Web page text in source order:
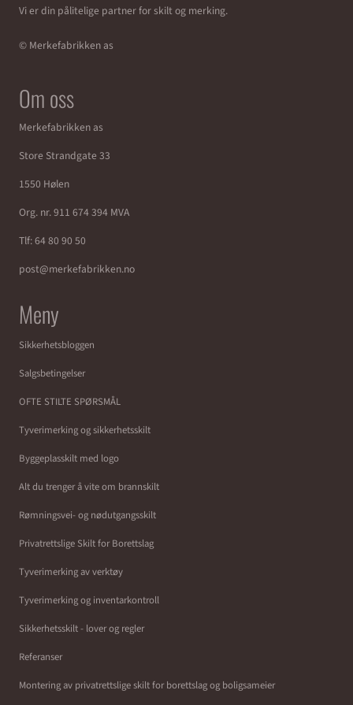
Vi er din pålitelige partner for skilt og merking.
© Merkefabrikken as
Om oss
Merkefabrikken as
Store Strandgate 33
1550 Hølen
Org. nr. 911 674 394 MVA
Tlf:64 80 90 50
post@merkefabrikken.no
Meny
Sikkerhetsbloggen
Salgsbetingelser
OFTE STILTE SPØRSMÅL
Tyverimerking og sikkerhetsskilt
Byggeplasskilt med logo
Alt du trenger å vite om brannskilt
Rømningsvei- og nødutgangsskilt
Privatrettslige Skilt for Borettslag
Tyverimerking av verktøy
Tyverimerking og inventarkontroll
Sikkerhetsskilt - lover og regler
Referanser
Montering av privatrettslige skilt for borettslag og boligsameier